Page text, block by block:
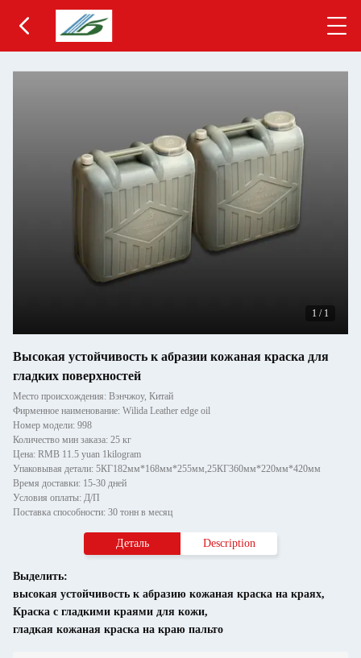
1 / 1
Высокая устойчивость к абразии кожаная краска для
гладких поверхностей
Место происхождения: Вэнчжоу, Китай
Фирменное наименование: Wilida Leather edge oil
Номер модели: 998
Количество мин заказа: 25 кг
Цена: RMB 11.5 yuan 1kilogram
Упаковывая детали: 5КГ182мм*168мм*255мм,25КГ360мм*220мм*420мм
Время доставки: 15-30 дней
Условия оплаты: Д/П
Поставка способности: 30 тонн в месяц
Деталь Description
Выделить:
высокая устойчивость к абразию кожаная краска на краях,
Краска с гладкими краями для кожи,
гладкая кожаная краска на краю пальто